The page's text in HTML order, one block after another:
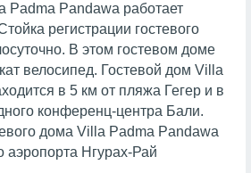
Padma Pandawa работает
регистрации гостевого
В этом гостевом доме
велосипед. Гостевой дом Villa
в 5 км от пляжа Гегер и в
конференц-центра Бали.
дома Villa Padma Pandawa
аэропорта Нгурах-Рай